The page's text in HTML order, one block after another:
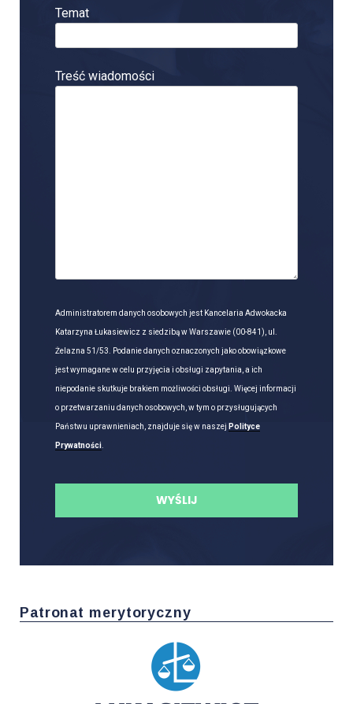
Temat
Treść wiadomości
Administratorem danych osobowych jest Kancelaria Adwokacka
Katarzyna Łukasiewicz z siedzibą w Warszawie (00-841), ul.
Żelazna 51/53. Podanie danych oznaczonych jako obowiązkowe
jest wymagane w celu przyjęcia i obsługi zapytania, a ich
niepodanie skutkuje brakiem możliwości obsługi. Więcej informacji
o przetwarzaniu danych osobowych, w tym o przysługujących
Państwu uprawnieniach, znajduje się w naszej Polityce
Prywatności.
Patronat merytoryczny